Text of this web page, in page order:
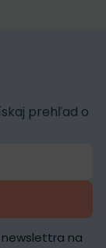
prehľad o
na